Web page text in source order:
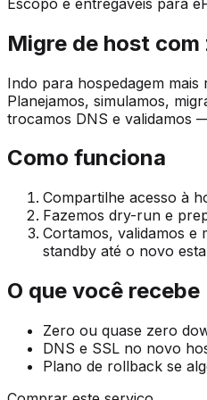
Migre de host
Indo para hospedagem mais
Planejamos, simulamos,
trocamos DNS e validamos
Como funciona
Compartilhe acesso à
Fazemos dry-run e
Cortamos, validamos e
standby até o novo
O que você recebe
Zero ou quase zero
DNS e SSL no novo
Plano de rollback se